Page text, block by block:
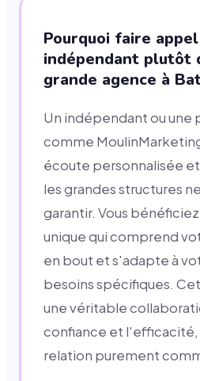
Pourquoi faire
indépendant plutôt
grande agence à
Un indépendant ou une
comme
écoute personnalisée
les grandes structures
garantir. Vous
unique qui comprend
en bout et s'adapte à
besoins spécifiques.
une véritable
confiance et
relation purement